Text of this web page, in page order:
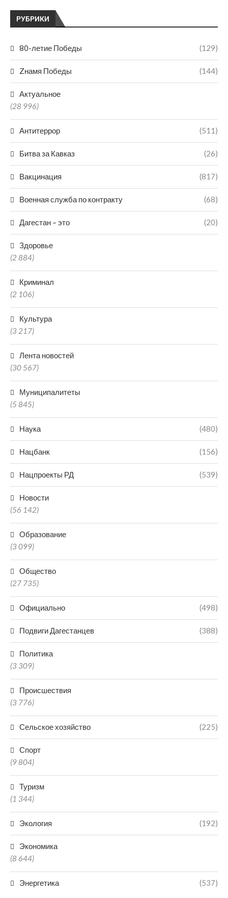
РУБРИКИ
80-летие Победы (129)
Zнамя Победы (144)
Актуальное
(28 996)
Антитеррор (511)
Битва за Кавказ (26)
Вакцинация (817)
Военная служба по контракту (68)
Дагестан – это (20)
Здоровье
(2 884)
Криминал
(2 106)
Культура
(3 217)
Лента новостей
(30 567)
Муниципалитеты
(5 845)
Наука (480)
Нацбанк (156)
Нацпроекты РД (539)
Новости
(56 142)
Образование
(3 099)
Общество
(27 735)
Официально (498)
Подвиги Дагестанцев (388)
Политика
(3 309)
Происшествия
(3 776)
Сельское хозяйство (225)
Спорт
(9 804)
Туризм
(1 344)
Экология (192)
Экономика
(8 644)
Энергетика (537)